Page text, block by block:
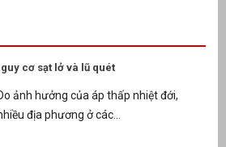
cơ sạt lở và lũ quét
ảnh hưởng của áp thấp nhiệt đới,
địa phương ở các...